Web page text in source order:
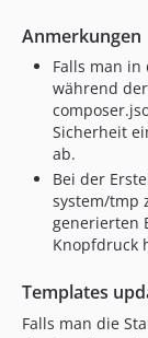
Anmerkungen
Falls man
während
Sicherheit
ab.
Bei der
system/tmp
generierten
Knopfdruck
Templates
Falls man die